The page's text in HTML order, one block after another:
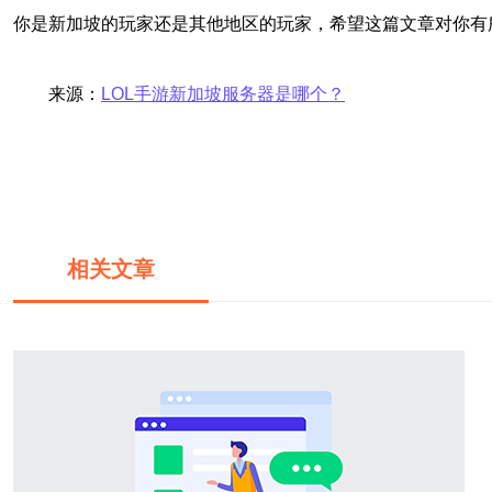
你是新加坡的玩家还是其他地区的玩家，希望这篇文章对你有
来源： LOL手游新加坡服务器是哪个？
相关文章